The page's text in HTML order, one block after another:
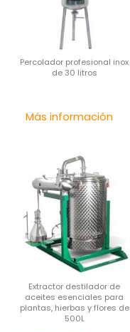
Percolador profesional inox
de 30 litros
Más información
Extractor destilador de
aceites esenciales para
plantas, hierbas y flores de
500L